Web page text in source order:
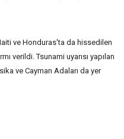
ve Honduras'ta da hissedilen
verildi. Tsunami uyarısı yapılan
ve Cayman Adaları da yer